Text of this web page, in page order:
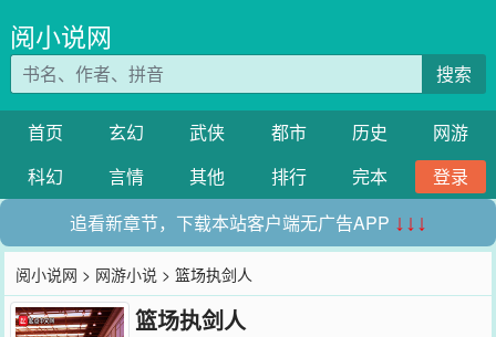
阅小说网
搜索
首页 玄幻 武侠 都市 历史
网游
科幻
言情 其他 排行 完本
登录
追看新章节，下载本站客户端无广告APP ↓↓↓
阅小说网 > 网游小说 > 篮场执剑人
篮场执剑人